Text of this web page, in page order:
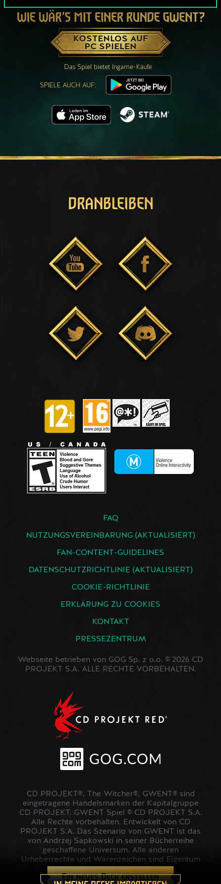
Ein neues Deck erstellen
WIE WÄR’S MIT EINER RUNDE GWENT?
KOSTENLOS AUF
PC SPIELEN
Das Spiel bietet Ingame-Käufe
SPIELE AUCH AUF:
DRANBLEIBEN
FAQ
NUTZUNGSVEREINBARUNG (AKTUALISIERT)
FAN-CONTENT-GUIDELINES
DATENSCHUTZRICHTLINIE (AKTUALISIERT)
COOKIE-RICHTLINIE
ERKLÄRUNG ZU COOKIES
KONTAKT
PRESSEZENTRUM
Webseite betrieben von GOG Sp. z o.o. © 2026 CD
PROJEKT S.A. ALLE RECHTE VORBEHALTEN.
CD PROJEKT®, The Witcher®, GWENT® sind
eingetragene Handelsmarken der Kapitalgruppe
CD PROJEKT. GWENT Spiel © CD PROJEKT S.A.
Alle Rechte vorbehalten. Entwickelt von CD
PROJEKT S.A. Das Szenario von GWENT ist das
von Andrzej Sapkowski in seiner Bücherreihe
geschaffene Universum. Alle anderen
Urheberrechte und Warenzeichen sind Eigentum
der jeweiligen Inhaber.